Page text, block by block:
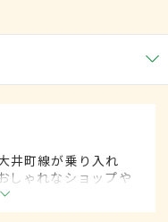
井町線が乗り入れ
しゃれなショップや
れるのはもちろん、
の乗降者数は約10